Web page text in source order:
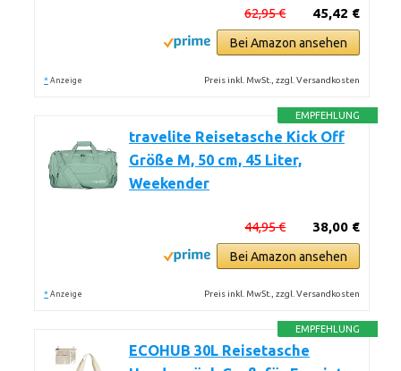
45,42 €
62,95 €
Bei Amazon ansehen
* Anzeige Preis inkl. MwSt., zzgl. Versandkosten
EMPFEHLUNG
travelite Reisetasche Kick Off
Größe M, 50 cm, 45 Liter,
Weekender
38,00 €
44,95 €
Bei Amazon ansehen
* Anzeige Preis inkl. MwSt., zzgl. Versandkosten
EMPFEHLUNG
ECOHUB 30L Reisetasche